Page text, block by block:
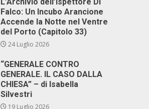
Falco: Un Incubo Arancione
Accende la Notte nel Ventre
del Porto (Capitolo 33)
24 Luglio 2026
“GENERALE CONTRO
GENERALE. IL CASO DALLA
CHIESA” – di Isabella
Silvestri
19 Luglio 2026